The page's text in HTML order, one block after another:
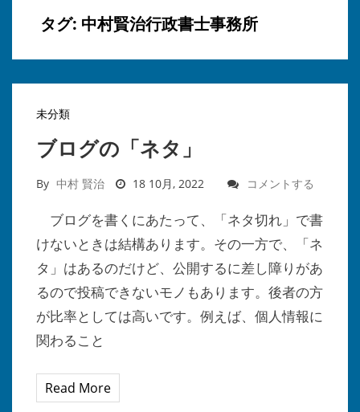
タグ: 中村賢治行政書士事務所
未分類
ブログの「ネタ」
By 中村 賢治 18 10月, 2022 コメントする
ブログを書くにあたって、「ネタ切れ」で書
けないときは結構あります。その一方で、「ネ
タ」はあるのだけど、公開するに差し障りがあ
るので投稿できないモノもあります。後者の方
が比率としては高いです。例えば、個人情報に
関わること
Read More